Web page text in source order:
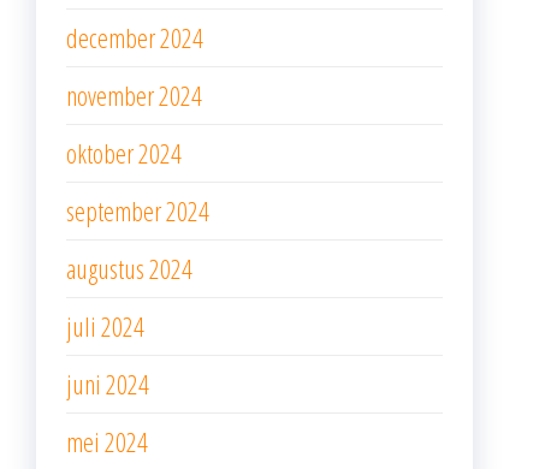
december 2024
november 2024
oktober 2024
september 2024
augustus 2024
juli 2024
juni 2024
mei 2024